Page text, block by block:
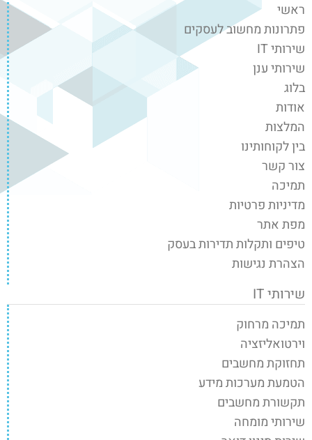
ראשי
פתרונות מחשוב לעסקים
שירותי IT
שירותי ענן
בלוג
אודות
המלצות
בין לקוחותינו
צור קשר
תמיכה
מדיניות פרטיות
מפת אתר
טיפים ותקלות תדירות בעסק
הצהרת נגישות
שירותי IT
תמיכה מרחוק
וירטואליזציה
תחזוקת מחשבים
הטמעת מערכות מידע
תקשורת מחשבים
שירותי מומחה